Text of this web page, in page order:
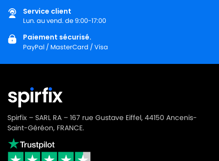
Service client
Lun. au vend. de 9:00-17:00
Paiement sécurisé.
PayPal / MasterCard / Visa
Spirfix – SARL RA – 167 rue Gustave Eiffel, 44150 Ancenis-
Saint-Géréon, FRANCE.